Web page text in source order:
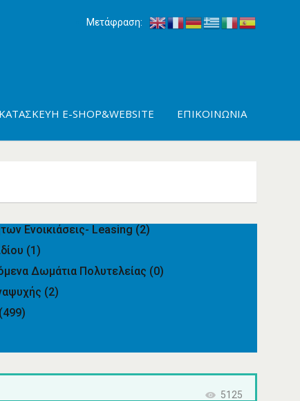
Μετάφραση:
ΚΑΤΑΣΚΕΥΉ E-SHOP&WEBSITE ΕΠΙΚΟΙΝΩΝΊΑ
Ενοικιάσεις- Leasing (2)
(1)
Δωμάτια Πολυτελείας (0)
(2)
(499)
5125